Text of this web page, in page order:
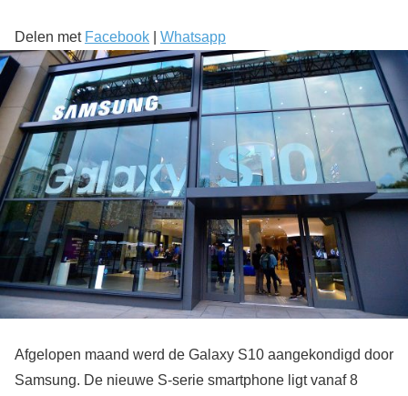
Delen met Facebook Whatsapp
Afgelopen maand werd de Galaxy S10 aangekondigd door
Samsung. De nieuwe S-serie smartphone ligt vanaf 8